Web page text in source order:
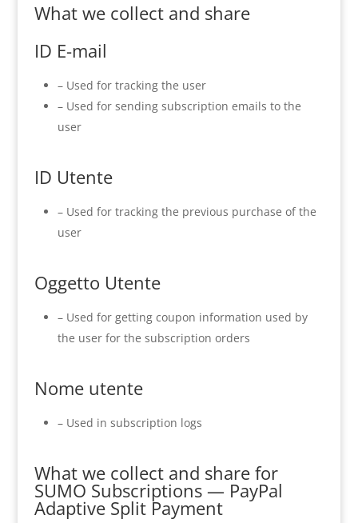
What we collect and share
ID E-mail
– Used for tracking the user
– Used for sending subscription emails to the
user
ID Utente
– Used for tracking the previous purchase of the
user
Oggetto Utente
– Used for getting coupon information used by
the user for the subscription orders
Nome utente
– Used in subscription logs
What we collect and share for
SUMO Subscriptions — PayPal
Adaptive Split Payment